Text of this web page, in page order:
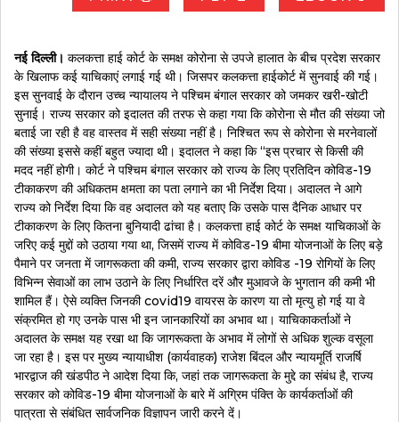
नई दिल्ली। कलकत्ता हाई कोर्ट के समक्ष कोरोना से उपजे हालात के बीच प्रदेश सरकार
के खिलाफ कई याचिकाएं लगाई गई थी। जिसपर कलकत्ता हाईकोर्ट में सुनवाई की गई।
इस सुनवाई के दौरान उच्च न्यायालय ने पश्चिम बंगाल सरकार को जमकर खरी-खोटी
सुनाई। राज्य सरकार को इदालत की तरफ से कहा गया कि कोरोना से मौत की संख्या जो
बताई जा रही है वह वास्तव में सही संख्या नहीं है। निश्चित रूप से कोरोना से मरनेवालों
की संख्या इससे कहीं बहुत ज्यादा थी। इदालत ने कहा कि “इस प्रचार से किसी की
मदद नहीं होगी। कोर्ट ने पश्चिम बंगाल सरकार को राज्य के लिए प्रतिदिन कोविड-19
टीकाकरण की अधिकतम क्षमता का पता लगाने का भी निर्देश दिया। अदालत ने आगे
राज्य को निर्देश दिया कि वह अदालत को यह बताए कि उसके पास दैनिक आधार पर
टीकाकरण के लिए कितना बुनियादी ढांचा है। कलकत्ता हाई कोर्ट के समक्ष याचिकाओं के
जरिए कई मुद्दों को उठाया गया था, जिसमें राज्य में कोविड-19 बीमा योजनाओं के लिए बड़े
पैमाने पर जनता में जागरूकता की कमी, राज्य सरकार द्वारा कोविड -19 रोगियों के लिए
विभिन्न सेवाओं का लाभ उठाने के लिए निर्धारित दरें और मुआवजे के भुगतान की कमी भी
शामिल हैं। ऐसे व्यक्ति जिनकी covid19 वायरस के कारण या तो मृत्यु हो गई या वे
संक्रमित हो गए उनके पास भी इन जानकारियों का अभाव था। याचिकाकर्ताओं ने
अदालत के समक्ष यह रखा था कि जागरूकता के अभाव में लोगों से अधिक शुल्क वसूला
जा रहा है। इस पर मुख्य न्यायाधीश (कार्यवाहक) राजेश बिंदल और न्यायमूर्ति राजर्षि
भारद्वाज की खंडपीठ ने आदेश दिया कि, जहां तक ​​जागरूकता के मुद्दे का संबंध है, राज्य
सरकार को कोविड-19 बीमा योजनाओं के बारे में अग्रिम पंक्ति के कार्यकर्ताओं की
पात्रता से संबंधित सार्वजनिक विज्ञापन जारी करने दें।